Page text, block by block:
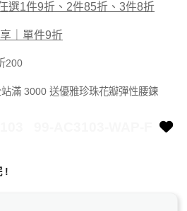
選1件9折、2件85折、3件8折
｜單件9折
200
滿 3000 送優雅珍珠花瓣彈性腰鍊
!